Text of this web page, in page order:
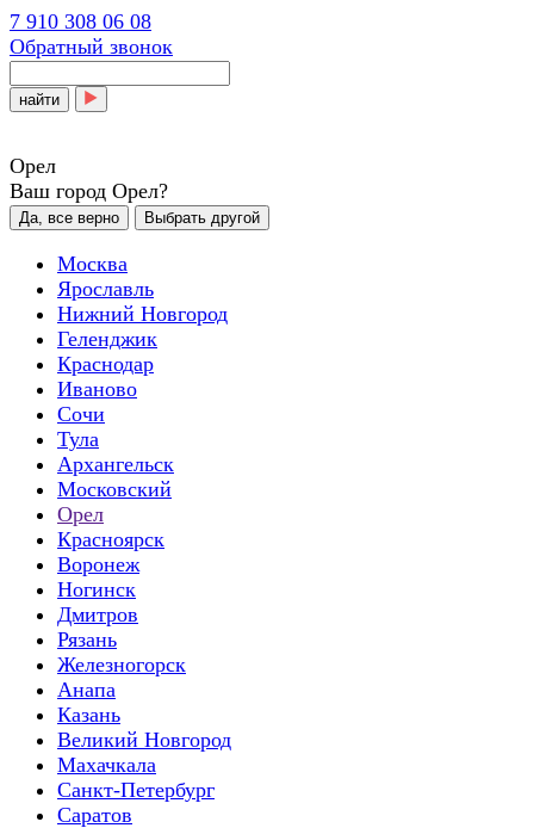
7 910 308 06 08
Обратный звонок
найти
Орел
Ваш город Орел?
Да, все верно Выбрать другой
Москва
Ярославль
Нижний Новгород
Геленджик
Краснодар
Иваново
Сочи
Тула
Архангельск
Московский
Орел
Красноярск
Воронеж
Ногинск
Дмитров
Рязань
Железногорск
Анапа
Казань
Великий Новгород
Махачкала
Санкт-Петербург
Саратов